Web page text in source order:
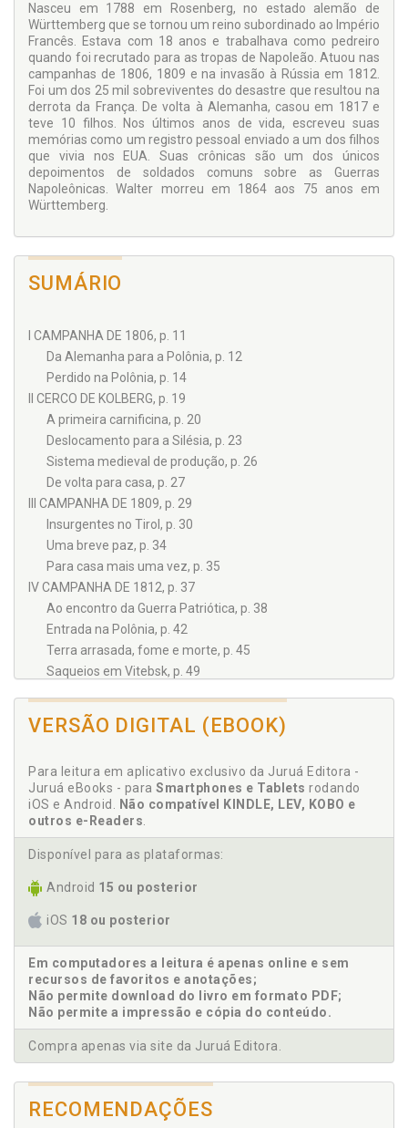
durante os 3 mil km que separam Moscou da pequena vila de
Ellwangen, na Alemanha, a maior parte percorridos a pé.
Dos mais de 650 mil enviados para a Campanha na Rússia
em 1812, somente 25 mil voltaram para casa. Jakob Walter
foi um dos que quase perderam a vida caminhando sobre 40
centímetros de neve com os pés enrolados em trapos e
bebendo sangue de cavalo, mas que conseguiu sobreviver.
Mais do que um documento histórico,Um Soldado de
Napoleão: a brutal realidade das Guerras Napoleônicasé
também um testemunho que revela até que ponto o homem
é capaz de chegar, seja em busca de poder, seja pela própria
sobrevivência.
Com textos de contextualização histórica e a íntegra do
depoimento de Jakob Walter, é uma narrativa chocante e ao
mesmo tempo comovente, oferecendo um vislumbre da
complexidade humana. No caso de Walter, o final é feliz.
Nasceu em 1788 em Rosenberg, no estado alemão de
Württemberg que se tornou um reino subordinado ao Império
Francês. Estava com 18 anos e trabalhava como pedreiro
quando foi recrutado para as tropas de Napoleão. Atuou nas
campanhas de 1806, 1809 e na invasão à Rússia em 1812.
Foi um dos 25 mil sobreviventes do desastre que resultou na
derrota da França. De volta à Alemanha, casou em 1817 e
teve 10 filhos. Nos últimos anos de vida, escreveu suas
memórias como um registro pessoal enviado a um dos filhos
que vivia nos EUA. Suas crônicas são um dos únicos
depoimentos de soldados comuns sobre as Guerras
Napoleônicas. Walter morreu em 1864 aos 75 anos em
Württemberg.
SUMÁRIO
I CAMPANHA DE 1806, p. 11
Da Alemanha para a Polônia, p. 12
Perdido na Polônia, p. 14
II CERCO DE KOLBERG, p. 19
A primeira carnificina, p. 20
Deslocamento para a Silésia, p. 23
Sistema medieval de produção, p. 26
De volta para casa, p. 27
III CAMPANHA DE 1809, p. 29
Insurgentes no Tirol, p. 30
Uma breve paz, p. 34
Para casa mais uma vez, p. 35
IV CAMPANHA DE 1812, p. 37
Ao encontro da Guerra Patriótica, p. 38
Entrada na Polônia, p. 42
Terra arrasada, fome e morte, p. 45
Saqueios em Vitebsk, p. 49
Vitória em batalha, derrota para a fome e o frio, p. 51
Suplícios a caminho de Moscou, p. 54
Morte por todos os lados, p. 57
Entrada na capital russa, p. 58
Retirada desastrosa de Moscou, p. 60
VII A BATALHA DE MALOYAROSLAVETS, p. 61
De Vale Sagrado a Vale da Morte, p. 62
De soldados a mendigos saqueadores, p. 65
VIII A BATALHA DE KRASNOI, p. 69
Um grande exército de zumbis, p. 69
Fuga desesperada, p. 73
IX A BATALHA DE BEREZINA, p. 79
Armadilha mortal, p. 80
Ápice da miséria e abandono do imperador, p. 85
No lugar da glória, a fome, o frio e o terror, p. 89
De herói napoleônico a vagabundo de Moscou, p. 95
Em território alemão: esperança de chegar em casa, p. 99
VERSÃO DIGITAL (EBOOK)
Para leitura em aplicativo exclusivo da Juruá Editora -
Juruá eBooks - para Smartphones e Tablets rodando
iOS e Android. Não compatível KINDLE, LEV, KOBO e
outros e-Readers.
Disponível para as plataformas:
Android 15 ou posterior
iOS 18 ou posterior
Em computadores a leitura é apenas online e sem
recursos de favoritos e anotações;
Não permite download do livro em formato PDF;
Não permite a impressão e cópia do conteúdo.
Compra apenas via site da Juruá Editora.
RECOMENDAÇÕES